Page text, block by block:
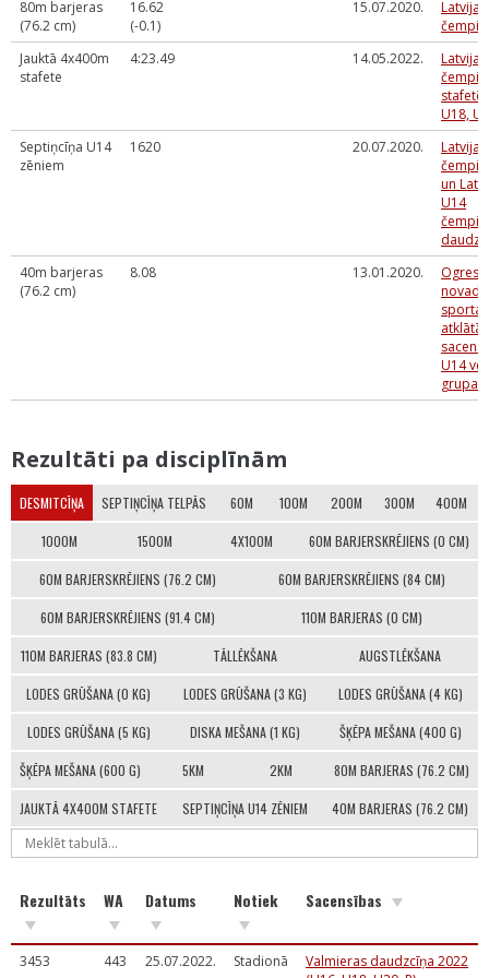
80m barjeras
(76.2 cm)
16.62
(-0.1)
15.07.2020.
Jauktā 4x400m
stafete
4:23.49 14.05.2022.
Latvijas
U18,
Septiņcīņa U14
zēniem
1620 20.07.2020.
un
U14
40m barjeras
(76.2 cm)
8.08 13.01.2020.
Ogres
novada
sporta
atklātās
U14
grupai
Rezultāti pa disciplīnām
DESMITCĪŅA SEPTIŅCĪŅA TELPĀS 60M 100M 200M 300M 400M
1000M 1500M 4X100M 60M BARJERSKRĒJIENS (0 CM)
60M BARJERSKRĒJIENS (76.2 CM) 60M BARJERSKRĒJIENS (84 CM)
60M BARJERSKRĒJIENS (91.4 CM) 110M BARJERAS (0 CM)
110M BARJERAS (83.8 CM) TĀLLĒKŠANA AUGSTLĒKŠANA
LODES GRŪŠANA (0 KG) LODES GRŪŠANA (3 KG) LODES GRŪŠANA (4 KG)
LODES GRŪŠANA (5 KG) DISKA MEŠANA (1 KG) ŠĶĒPA MEŠANA (400 G)
ŠĶĒPA MEŠANA (600 G) 5KM 2KM 80M BARJERAS (76.2 CM)
JAUKTĀ 4X400M STAFETE SEPTIŅCĪŅA U14 ZĒNIEM 40M BARJERAS (76.2 CM)
Rezultāts WA Datums Notiek Sacensības
3453 443 25.07.2022. Stadionā
Valmieras daudzcīņa 2022